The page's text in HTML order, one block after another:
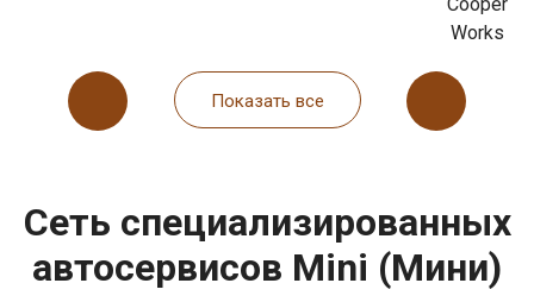
Works
Показать все
Сеть специализированных
автосервисов Mini (Мини)